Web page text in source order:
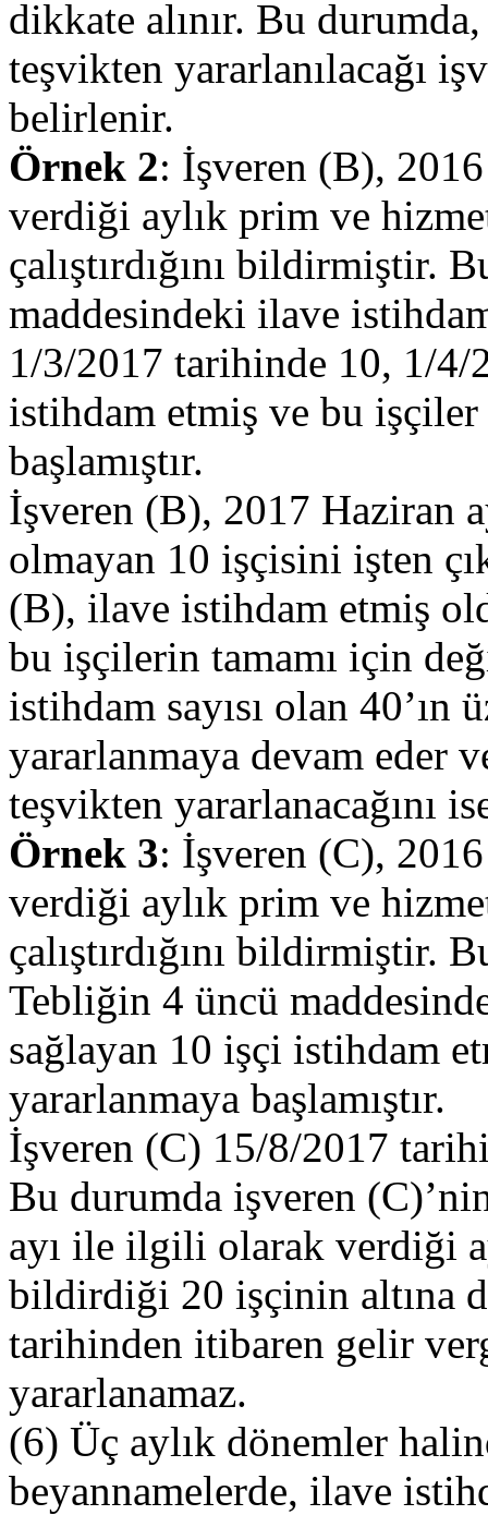
dikkate alınır. Bu
teşvikten yararlanılacağı
belirlenir.
Örnek 2: İşveren (B),
verdiği aylık prim ve
çalıştırdığını bildirmiştir.
maddesindeki ilave
1/3/2017 tarihinde 10, 1/
istihdam etmiş ve bu
başlamıştır.
İşveren (B), 2017 Haziran
olmayan 10 işçisini işten
(B), ilave istihdam etmiş
bu işçilerin tamamı için
istihdam sayısı olan
yararlanmaya devam eder
teşvikten yararlanacağını
Örnek 3: İşveren (C),
verdiği aylık prim ve
çalıştırdığını bildirmiştir.
Tebliğin 4 üncü
sağlayan 10 işçi istihdam
yararlanmaya başlamıştır.
İşveren (C) 15/8/2017
Bu durumda işveren
ayı ile ilgili olarak verdiği
bildirdiği 20 işçinin altına
tarihinden itibaren gelir
yararlanamaz.
(6) Üç aylık dönemler
beyannamelerde, ilave